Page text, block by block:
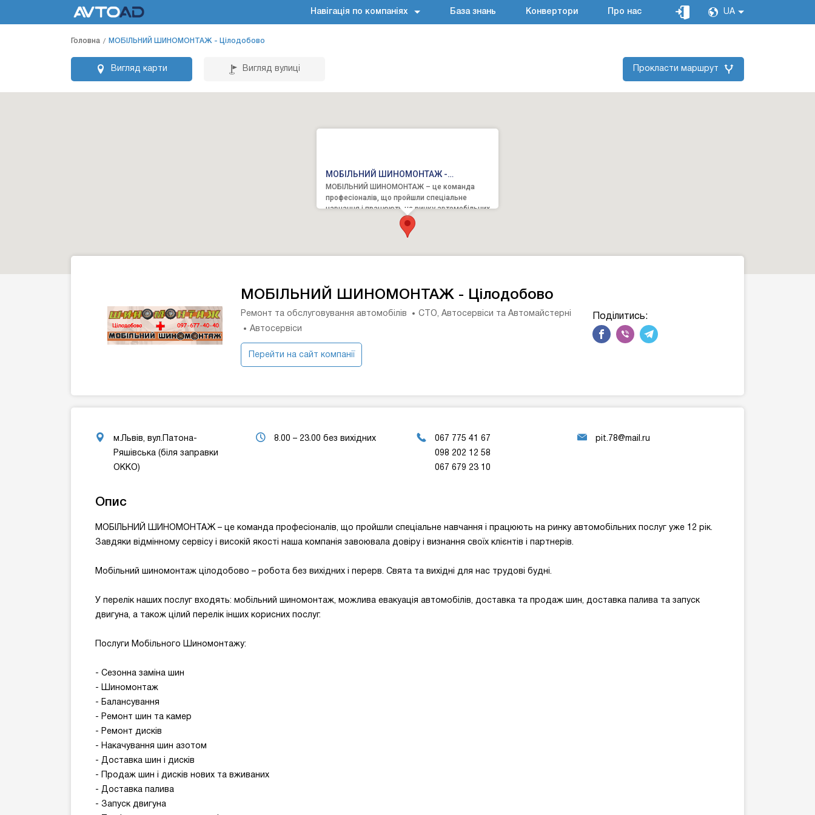
Навігація по компаніях База знань Конвертори Про нас UA
Головна МОБІЛЬНИЙ ШИНОМОНТАЖ - Цілодобово
Вигляд карти Вигляд вулиці Прокласти маршрут
МОБІЛЬНИЙ ШИНОМОНТАЖ -
Цілодобово
МОБІЛЬНИЙ ШИНОМОНТАЖ – це команда
професіоналів, що пройшли спеціальне
навчання і працюють на ринку автомобільних
послуг уже 12 рік. Завдяки відмін...
МОБІЛЬНИЙ ШИНОМОНТАЖ - Цілодобово
Ремонт та обслуговування автомобілів
СТО, Автосервіси та Автомайстерні
Автосервіси
Перейти на сайт компанії
Поділитись:
м.Львів, вул.Патона-
Ряшівська (біля заправки
ОККО)
8.00 – 23.00 без вихідних
067 775 41 67
098 202 12 58
067 679 23 10
pit.78@mail.ru
Опис
МОБІЛЬНИЙ ШИНОМОНТАЖ – це команда професіоналів, що пройшли спеціальне навчання і працюють на ринку автомобільних послуг уже 12 рік.
Завдяки відмінному сервісу і високій якості наша компанія завоювала довіру і визнання своїх клієнтів і партнерів.
Мобільний шиномонтаж цілодобово – робота без вихідних і перерв. Свята та вихідні для нас трудові будні.
У перелік наших послуг входять: мобільний шиномонтаж, можлива евакуація автомобілів, доставка та продаж шин, доставка палива та запуск
двигуна, а також цілий перелік інших корисних послуг.
Послуги Мобільного Шиномонтажу:
- Сезонна заміна шин
- Шиномонтаж
- Балансування
- Ремонт шин та камер
- Ремонт дисків
- Накачування шин азотом
- Доставка шин і дисків
- Продаж шин і дисків нових та вживаних
- Доставка палива
- Запуск двигуна